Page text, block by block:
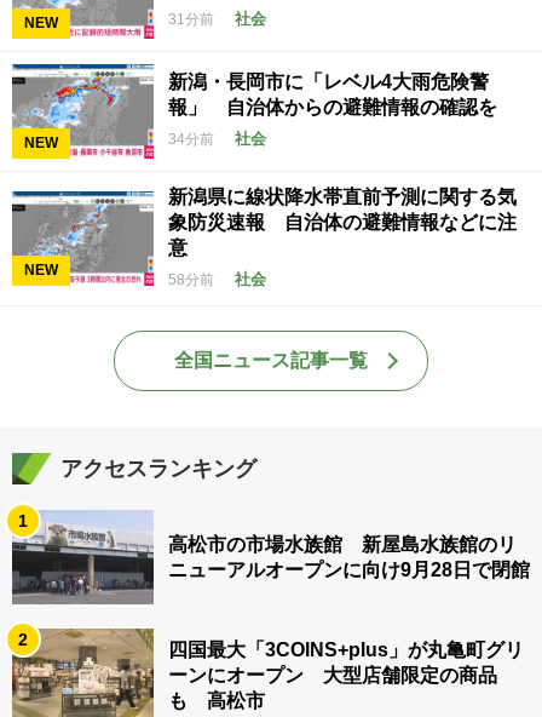
NEW 31分前 社会
NEW
新潟・長岡市に「レベル4大雨危険警
報」 自治体からの避難情報の確認を
34分前 社会
NEW
新潟県に線状降水帯直前予測に関する気
象防災速報 自治体の避難情報などに注
意
58分前 社会
全国ニュース記事一覧
アクセスランキング
1
高松市の市場水族館 新屋島水族館のリ
ニューアルオープンに向け9月28日で閉館
2
四国最大「3COINS+plus」が丸亀町グリ
ーンにオープン 大型店舗限定の商品
も 高松市